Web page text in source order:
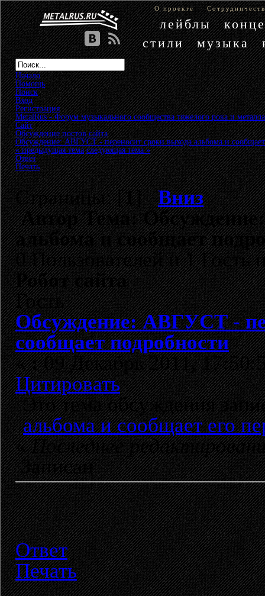
О проекте
лейблы
стили
музыка
Начало
Помощь
Поиск
Вход
Регистрация
MetalRus - Форум музыкального сообщества тяжелого рока и металла
Сайт»
Обсуждение постов сайта»
Обсуждение: АВГУСТ - переносит сроки выхода альбома и
« предыдущая тема следующая тема »
Ответ
Печать
Страницы: [1]Вниз
АвторТема:
альбома и сообщает
0 Пользователей и 1 Гость
Робот сайта
Гость
Обсуждение: АВГУСТ -
сообщает подробности
«:09 Декабрь 2011,
Цитировать
Это тема обсуждения
альбома и сообщает его
«Последнее
Записан
Ответ
Печать